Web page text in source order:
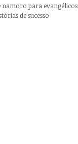
namoro para evangélicos
de sucesso